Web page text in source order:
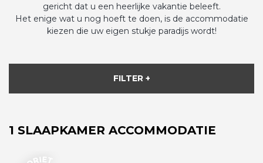
gericht dat u een heerlijke vakantie beleeft.
Het enige wat u nog hoeft te doen, is de accommodatie
kiezen die uw eigen stukje paradijs wordt!
FILTER +
1 SLAAPKAMER ACCOMMODATIE